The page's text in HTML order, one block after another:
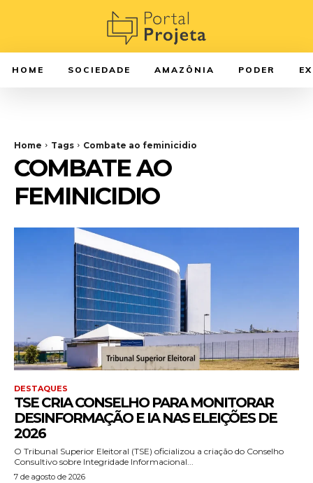
HOME SOCIEDADE AMAZÔNIA PODER
Home Tags Combate ao feminicidio
COMBATE AO
FEMINICIDIO
DESTAQUES
TSE CRIA CONSELHO PARA MONITORAR
DESINFORMAÇÃO E IA NAS ELEIÇÕES DE
2026
O Tribunal Superior Eleitoral (TSE) oficializou a criação do Conselho
Consultivo sobre Integridade Informacional...
7 de agosto de 2026